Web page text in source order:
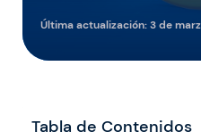
Última actualización:3 de
Tabla de Contenidos